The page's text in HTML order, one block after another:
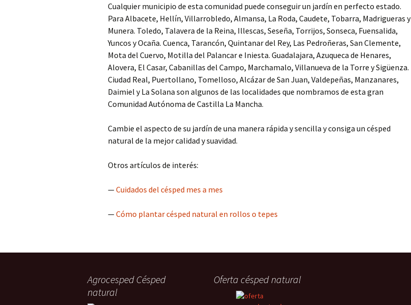
Cualquier municipio de esta comunidad puede conseguir un jardín en perfecto estado.
Para Albacete, Hellín, Villarrobledo, Almansa, La Roda, Caudete, Tobarra, Madrigueras y
Munera. Toledo, Talavera de la Reina, Illescas, Seseña, Torrijos, Sonseca, Fuensalida,
Yuncos y Ocaña. Cuenca, Tarancón, Quintanar del Rey, Las Pedroñeras, San Clemente,
Mota del Cuervo, Motilla del Palancar e Iniesta. Guadalajara, Azuqueca de Henares,
Alovera, El Casar, Cabanillas del Campo, Marchamalo, Villanueva de la Torre y Sigüenza.
Ciudad Real, Puertollano, Tomelloso, Alcázar de San Juan, Valdepeñas, Manzanares,
Daimiel y La Solana son algunos de las localidades que nombramos de esta gran
Comunidad Autónoma de Castilla La Mancha.
Cambie el aspecto de su jardín de una manera rápida y sencilla y consiga un césped
natural de la mejor calidad y suavidad.
Otros artículos de interés:
—Cuidados del césped mes a mes
—Cómo plantar césped natural en rollos o tepes
Agrocesped Césped
natural
Oferta césped natural